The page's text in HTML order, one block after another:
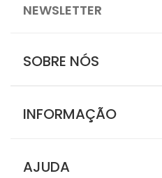
NEWSLETTER
SOBRE NÓS
INFORMAÇÃO
AJUDA